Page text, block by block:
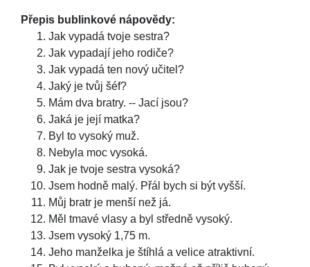
Přepis bublinkové nápovědy:
Jak vypadá tvoje sestra?
Jak vypadají jeho rodiče?
Jak vypadá ten nový učitel?
Jaký je tvůj šéf?
Mám dva bratry. -- Jací jsou?
Jaká je její matka?
Byl to vysoký muž.
Nebyla moc vysoká.
Jak je tvoje sestra vysoká?
Jsem hodně malý. Přál bych si být vyšší.
Můj bratr je menší než já.
Měl tmavé vlasy a byl středně vysoký.
Jsem vysoký 1,75 m.
Jeho manželka je štíhlá a velice atraktivní.